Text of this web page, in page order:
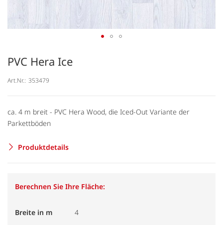
PVC Hera Ice
Art.Nr.: 353479
ca. 4 m breit - PVC Hera Wood, die Iced-Out Variante der
Parkettböden
Produktdetails
Berechnen Sie Ihre Fläche:
Breite in m 4